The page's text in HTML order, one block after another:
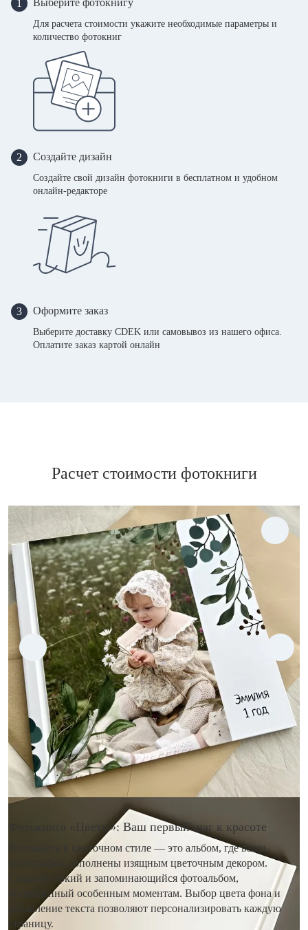
1 Выберите фотокнигу
Для расчета стоимости укажите необходимые параметры и
количество фотокниг
2 Создайте дизайн
Создайте свой дизайн фотокниги в бесплатном и удобном
онлайн-редакторе
3 Оформите заказ
Выберите доставку CDEK или самовывоз из нашего офиса.
Оплатите заказ картой онлайн
Расчет стоимости фотокниги
Фотокнига «Цветы»: Ваш первый шаг к красоте
Фотокнига в цветочном стиле — это альбом, где ваши
фотографии дополнены изящным цветочным декором.
Создайте яркий и запоминающийся фотоальбом,
посвященный особенным моментам. Выбор цвета фона и
добавление текста позволяют персонализировать каждую
страницу.